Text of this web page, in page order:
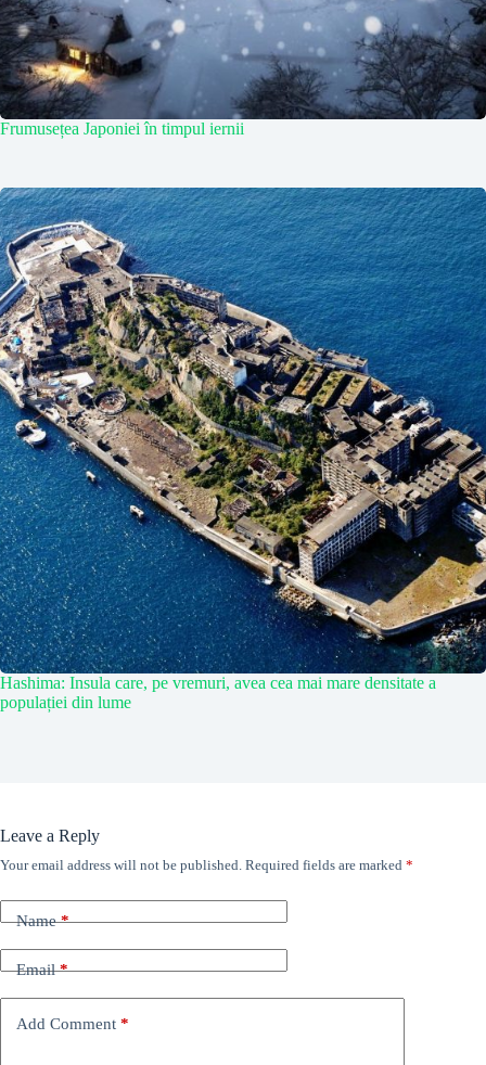
Frumusețea Japoniei în timpul iernii
Hashima: Insula care, pe vremuri, avea cea mai mare densitate a
populației din lume
Leave a Reply
Your email address will not be published. Required fields are marked *
Name*
Email*
Add Comment *